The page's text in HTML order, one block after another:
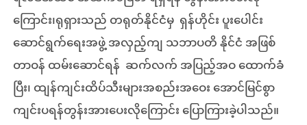
ကြောင်း၊ရုရှားသည် တရုတ်နိုင်ငံမှ ရှန်ဟိုင်း ပူးပေါင်း
ဆောင်ရွက်ရေးအဖွဲ့ အလှည့်ကျ သဘာပတိ နိုင်ငံ အဖြစ်
တာဝန် ထမ်းဆောင်ရန် ဆက်လက် အပြည့်အဝ ထောက်ခံ
ပြီး၊ ထျန်ကျင်းထိပ်သီးများအစည်းအဝေး အောင်မြင်စွာ
ကျင်းပရန်တွန်းအားပေးလိုကြောင်း ပြောကြားခဲ့ပါသည်။